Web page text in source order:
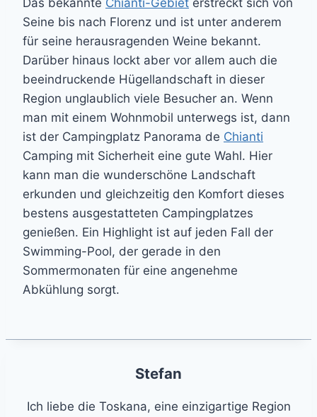
Das bekannte Chianti-Gebiet erstreckt sich von
Seine bis nach Florenz und ist unter anderem
für seine herausragenden Weine bekannt.
Darüber hinaus lockt aber vor allem auch die
beeindruckende Hügellandschaft in dieser
Region unglaublich viele Besucher an. Wenn
man mit einem Wohnmobil unterwegs ist, dann
ist der Campingplatz Panorama de Chianti
Camping mit Sicherheit eine gute Wahl. Hier
kann man die wunderschöne Landschaft
erkunden und gleichzeitig den Komfort dieses
bestens ausgestatteten Campingplatzes
genießen. Ein Highlight ist auf jeden Fall der
Swimming-Pool, der gerade in den
Sommermonaten für eine angenehme
Abkühlung sorgt.
Stefan
Ich liebe die Toskana, eine einzigartige Region